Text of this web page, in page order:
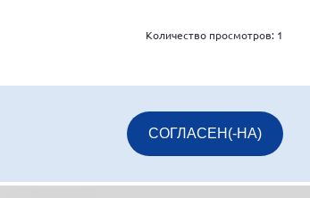
Количество просмотров: 1
СОГЛАСЕН(-НА)